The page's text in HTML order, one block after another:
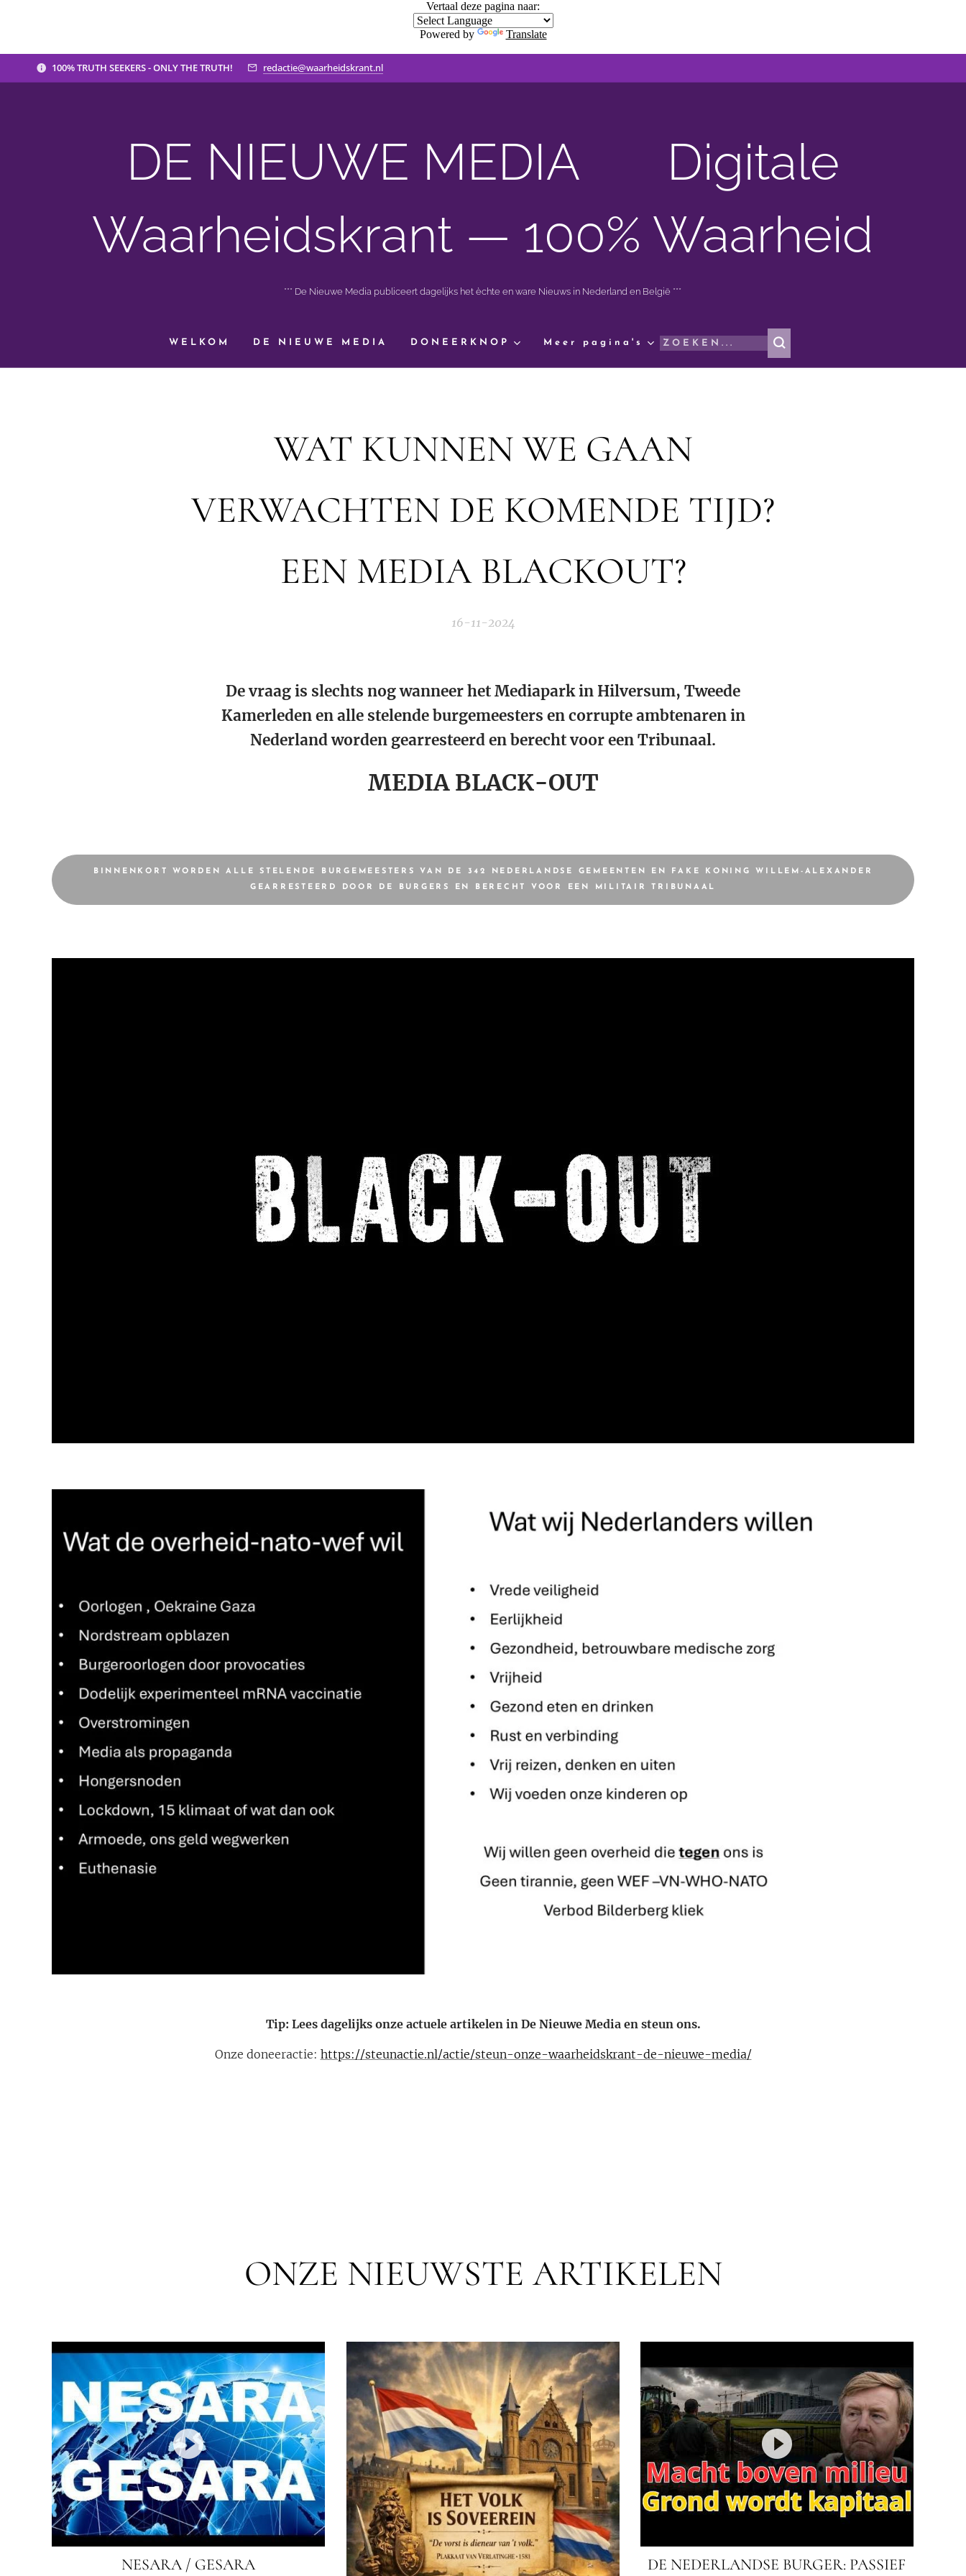
Vertaal deze pagina naar:
Powered by Translate
100% TRUTH SEEKERS - ONLY THE TRUTH! redactie@waarheidskrant.nl
DE NIEUWE MEDIA 🟣 Digitale
Waarheidskrant — 100% Waarheid
*** De Nieuwe Media publiceert dagelijks het èchte en ware Nieuws in Nederland en België ***
WELKOM DE NIEUWE MEDIA DONEERKNOP Meer pagina's
WAT KUNNEN WE GAAN
VERWACHTEN DE KOMENDE TIJD?
EEN MEDIA BLACKOUT?
16-11-2024
De vraag is slechts nog wanneer het Mediapark in Hilversum, Tweede
Kamerleden en alle stelende burgemeesters en corrupte ambtenaren in
Nederland worden gearresteerd en berecht voor een Tribunaal.
MEDIA BLACK-OUT
BINNENKORT WORDEN ALLE STELENDE BURGEMEESTERS VAN DE 342 NEDERLANDSE GEMEENTEN EN FAKE KONING WILLEM-ALEXANDER
GEARRESTEERD DOOR DE BURGERS EN BERECHT VOOR EEN MILITAIR TRIBUNAAL
Tip: Lees dagelijks onze actuele artikelen in De Nieuwe Media en steun ons.
Onze doneeractie: https://steunactie.nl/actie/steun-onze-waarheidskrant-de-nieuwe-media/
ONZE NIEUWSTE ARTIKELEN
NESARA / GESARA DE NEDERLANDSE BURGER: PASSIEF